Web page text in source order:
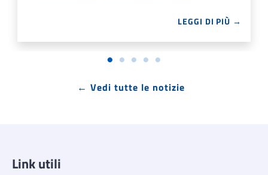
LEGGI DI PIÙ →
← Vedi tutte le notizie
Link utili